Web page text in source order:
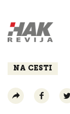
Razgovori
NA CESTI